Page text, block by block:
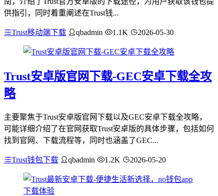
供指引，同时着重阐述在Trust钱...
Trust移动端下载 qbadmin 1.1K 2026-05-30
Trust安卓版官网下载-GEC安卓下载全攻
略
主要聚焦于Trust安卓版官网下载以及GEC安卓下载全攻略，
可能详细介绍了在官网获取Trust安卓版的具体步骤，包括如何
找到官网、下载流程等，同时也涵盖了GEC...
Trust钱包下载 qbadmin 1.2K 2026-05-20